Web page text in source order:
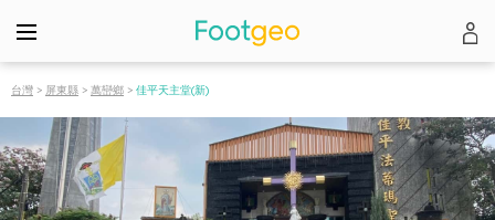
台灣 > 屏東縣 > 萬巒鄉 > 佳平天主堂(新)